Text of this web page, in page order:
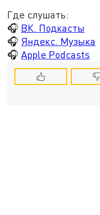
Где слушать:
🎧 ВК. Подкасты
🎧 Яндекс. Музыка
🎧 Apple Podcasts